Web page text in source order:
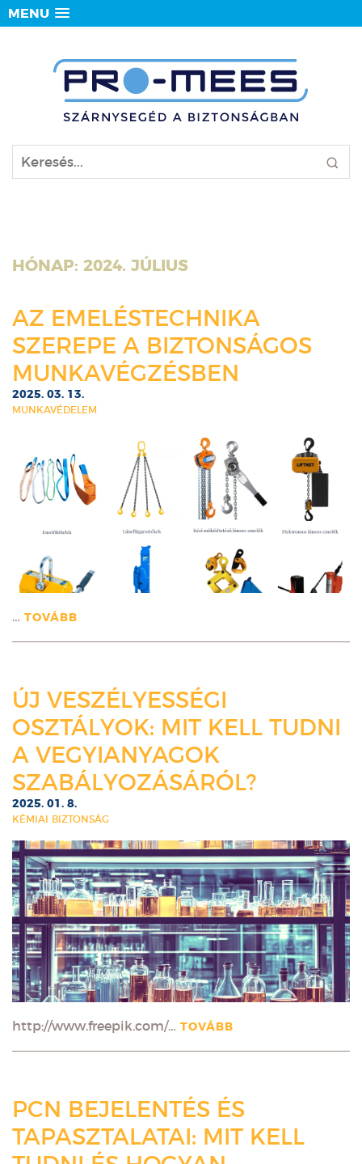
MENU
HÓNAP: 2024. JÚLIUS
AZ EMELÉSTECHNIKA
SZEREPE A BIZTONSÁGOS
MUNKAVÉGZÉSBEN
2025. 03. 13.
MUNKAVÉDELEM
… TOVÁBB
ÚJ VESZÉLYESSÉGI
OSZTÁLYOK: MIT KELL TUDNI
A VEGYIANYAGOK
SZABÁLYOZÁSÁRÓL?
2025. 01. 8.
KÉMIAI BIZTONSÁG
http://www.freepik.com/… TOVÁBB
PCN BEJELENTÉS ÉS
TAPASZTALATAI: MIT KELL